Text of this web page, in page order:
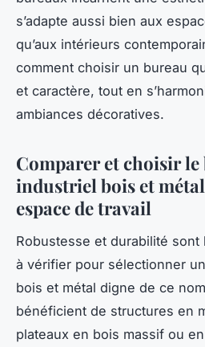
s’adapte aussi bien aux
qu’aux intérieurs
comment choisir un bureau
et caractère, tout en
ambiances décoratives.
Comparer et choisir le
industriel bois et
espace de travail
Robustesse et durabilité
à vérifier pour sélectionner
bois et métal digne de ce
bénéficient de structures en
plateaux en bois massif ou